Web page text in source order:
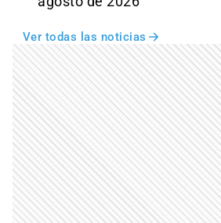
Ver todas las noticias